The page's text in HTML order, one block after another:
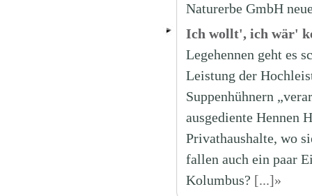
Naturerbe GmbH
Ich wollt', ich wär'
Legehennen geht es
Leistung der
Suppenhühnern
ausgediente Hennen
Privathaushalte, wo
fallen auch ein paar
Kolumbus? [...]»